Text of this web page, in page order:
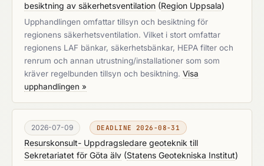
besiktning av säkerhetsventilation (Region Uppsala)
Upphandlingen omfattar tillsyn och besiktning för
regionens säkerhetsventilation. Vilket i stort omfattar
regionens LAF bänkar, säkerhetsbänkar, HEPA filter och
renrum och annan utrustning/installationer som som
kräver regelbunden tillsyn och besiktning. Visa
upphandlingen »
2026-07-09 DEADLINE 2026-08-31
Resurskonsult- Uppdragsledare geoteknik till
Sekretariatet för Göta älv (Statens Geotekniska Institut)